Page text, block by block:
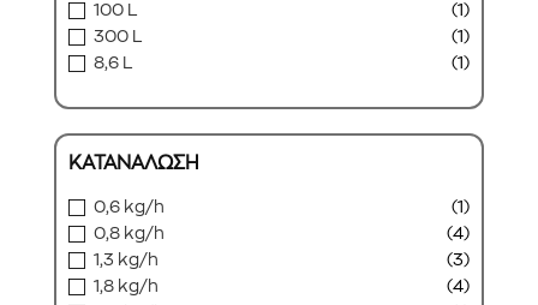
100 L
(1)
300 L
(1)
8,6 L
(1)
ΚΑΤΑΝΑΛΩΣΗ
0,6 kg/h
(1)
0,8 kg/h
(4)
1,3 kg/h
(3)
1,8 kg/h
(4)